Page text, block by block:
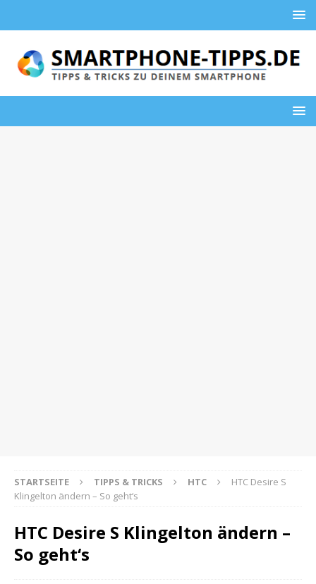
STARTSEITE TIPPS & TRICKS HTC
HTC Desire S
Klingelton ändern – So geht‘s
HTC Desire S Klingelton ändern –
So geht‘s